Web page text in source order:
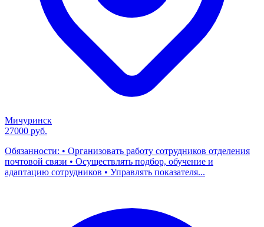
Мичуринск
27000 руб.
Обязанности: • Организовать работу сотрудников отделения
почтовой связи • Осуществлять подбор, обучение и
адаптацию сотрудников • Управлять показателя...